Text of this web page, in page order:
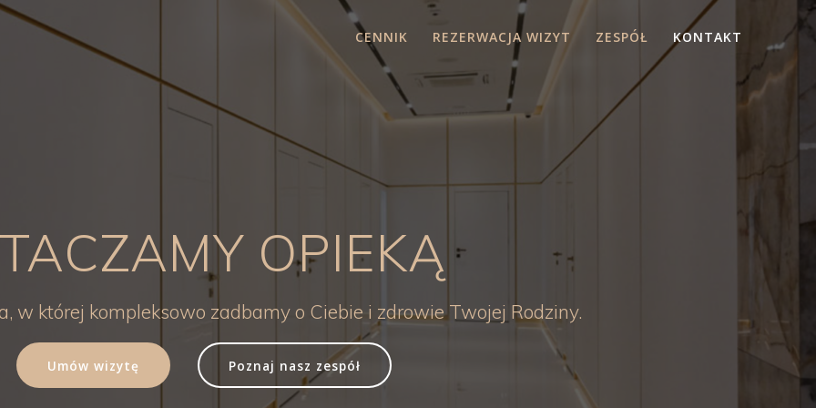
CENNIK REZERWACJA WIZYT ZESPÓŁ KONTAKT
OPIEKĄ
w której kompleksowo zadbamy o Ciebie i zdrowie Twojej Rodziny.
Umów wizytę Poznaj nasz zespół